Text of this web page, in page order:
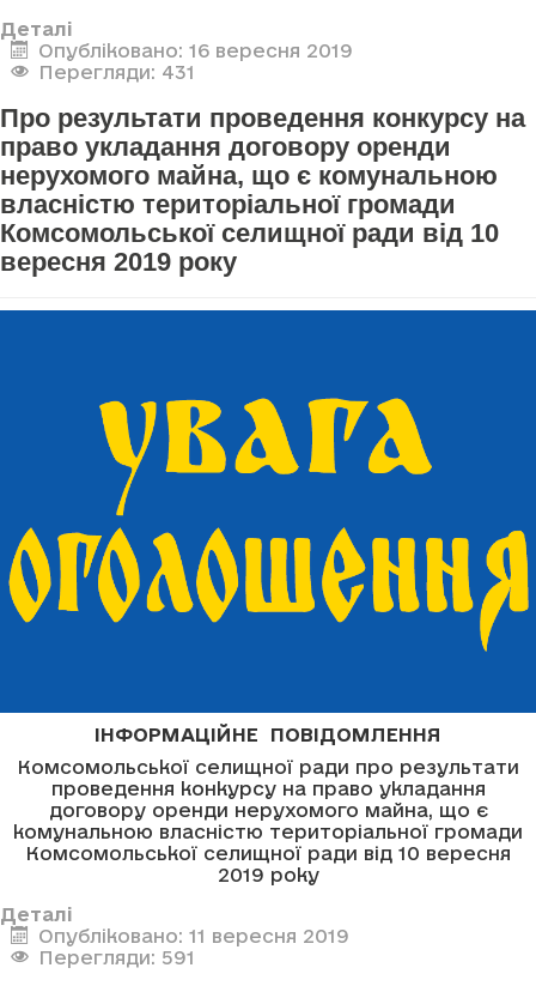
Деталі
Опубліковано: 16 вересня 2019
Перегляди: 431
Про результати проведення конкурсу на
право укладання договору оренди
нерухомого майна, що є комунальною
власністю територіальної громади
Комсомольської селищної ради від 10
вересня 2019 року
ІНФОРМАЦІЙНЕ ПОВІДОМЛЕННЯ
Комсомольської селищної ради про результати
проведення конкурсу на право укладання
договору оренди нерухомого майна, що є
комунальною власністю територіальної громади
Комсомольської селищної ради від 10 вересня
2019 року
Деталі
Опубліковано: 11 вересня 2019
Перегляди: 591